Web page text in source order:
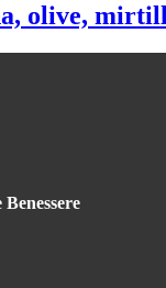
olive,